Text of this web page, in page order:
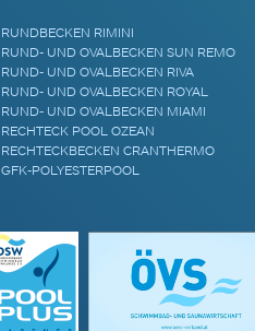
RUNDBECKEN RIMINI
RUND- UND OVALBECKEN SUN REMO
RUND- UND OVALBECKEN RIVA
RUND- UND OVALBECKEN ROYAL
RUND- UND OVALBECKEN MIAMI
RECHTECK POOL OZEAN
RECHTECKBECKEN CRANTHERMO
GFK-POLYESTERPOOL